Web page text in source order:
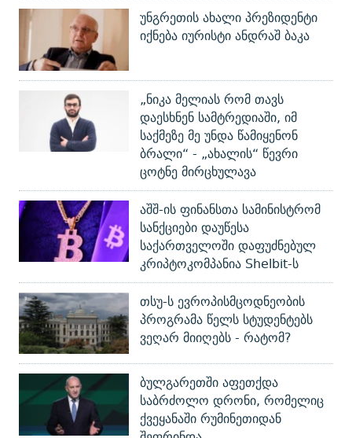
უნგრეთის ახალი პრეზიდენტი
იქნება იურისტი ანდრაშ ბაკა
„ნიკა მელიას რომ თავს
დაესხნენ სამტრედიაში, იმ
საქმეზე მე უნდა წამიყენონ
ბრალი“ - „ახალის“ წევრი
ცოტნე მირცხულავა
აშშ-ის ფინანსთა სამინისტრომ
სანქციები დაუწესა
საქართველოში დაფუძნებულ
კრიპტოკომპანია Shelbit-ს
თსუ-ს ევროპისმცოდნეობის
პროგრამა წელს სტუდენტებს
ვეღარ მიიღებს - რატომ?
ბულგარეთში აფეთქდა
საბრძოლო დრონი, რომელიც
ქვეყანაში რუმინეთიდან